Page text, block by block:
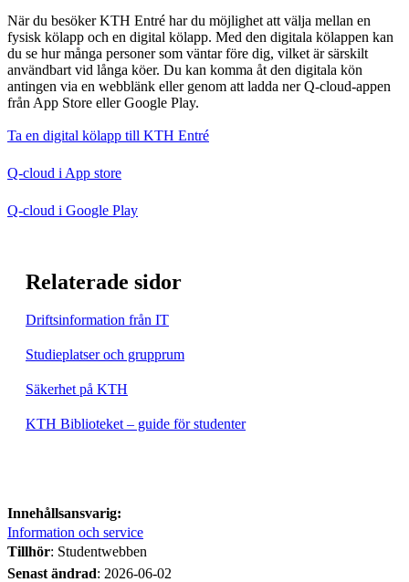
När du besöker KTH Entré har du möjlighet att välja mellan en
fysisk kölapp och en digital kölapp. Med den digitala kölappen kan
du se hur många personer som väntar före dig, vilket är särskilt
användbart vid långa köer. Du kan komma åt den digitala kön
antingen via en webblänk eller genom att ladda ner Q-cloud-appen
från App Store eller Google Play.
Ta en digital kölapp till KTH Entré
Q-cloud i App store
Q-cloud i Google Play
Relaterade sidor
Driftsinformation från IT
Studieplatser och grupprum
Säkerhet på KTH
KTH Biblioteket – guide för studenter
Innehållsansvarig:
Information och service
Tillhör: Studentwebben
Senast ändrad: 2026-06-02